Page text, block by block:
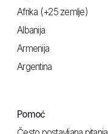
Afrika (+25 zemlje)
Albanija
Armenija
Argentina
Pomoć